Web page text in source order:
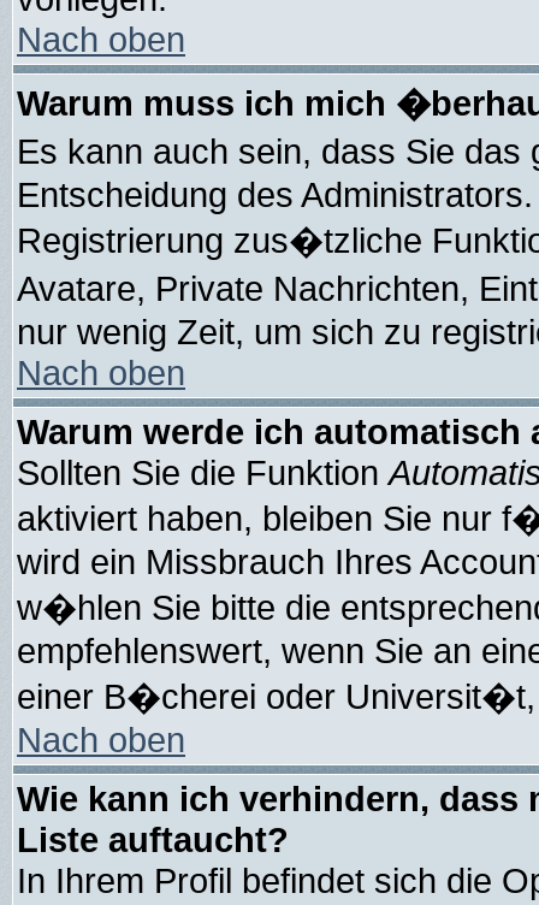
Nach oben
Warum muss ich mich
Es kann auch sein, dass Sie
Entscheidung des
Registrierung zus�tzliche
Avatare, Private Nachrichten,
nur wenig Zeit, um sich zu
Nach oben
Warum werde ich automatisch
Sollten Sie die Funktion
aktiviert haben, bleiben Sie nur
wird ein Missbrauch Ihres
w�hlen Sie bitte die
empfehlenswert, wenn Sie an
einer B�cherei oder
Nach oben
Wie kann ich verhindern, dass
Liste auftaucht?
In Ihrem Profil befindet sich die